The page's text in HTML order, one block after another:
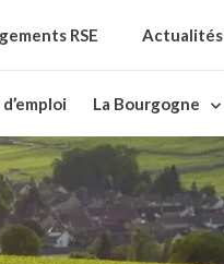
RSE Actualités
La Bourgogne